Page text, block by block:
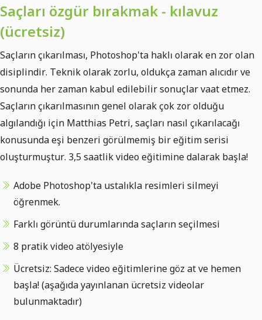
Saçları özgür bırakmak - kılavuz
(ücretsiz)
Saçların çıkarılması, Photoshop'ta haklı olarak en zor olan
disiplindir. Teknik olarak zorlu, oldukça zaman alıcıdır ve
sonunda her zaman kabul edilebilir sonuçlar vaat etmez.
Saçların çıkarılmasının genel olarak çok zor olduğu
algılandığı için Matthias Petri, saçları nasıl çıkarılacağı
konusunda eşi benzeri görülmemiş bir eğitim serisi
oluşturmuştur. 3,5 saatlik video eğitimine dalarak başla!
Adobe Photoshop'ta ustalıkla resimleri silmeyi
öğrenmek.
Farklı görüntü durumlarında saçların seçilmesi
8 pratik video atölyesiyle
Ücretsiz: Sadece video eğitimlerine göz at ve hemen
başla! (aşağıda yayınlanan ücretsiz videolar
bulunmaktadır)